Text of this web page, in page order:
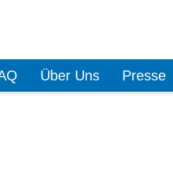
Über Uns Presse